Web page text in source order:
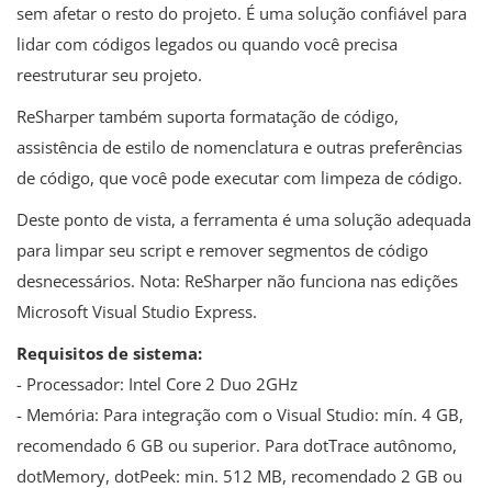
sem afetar o resto do projeto. É uma solução confiável para
lidar com códigos legados ou quando você precisa
reestruturar seu projeto.
ReSharper também suporta formatação de código,
assistência de estilo de nomenclatura e outras preferências
de código, que você pode executar com limpeza de código.
Deste ponto de vista, a ferramenta é uma solução adequada
para limpar seu script e remover segmentos de código
desnecessários. Nota: ReSharper não funciona nas edições
Microsoft Visual Studio Express.
Requisitos de sistema:
- Processador: Intel Core 2 Duo 2GHz
- Memória: Para integração com o Visual Studio: mín. 4 GB,
recomendado 6 GB ou superior. Para dotTrace autônomo,
dotMemory, dotPeek: min. 512 MB, recomendado 2 GB ou